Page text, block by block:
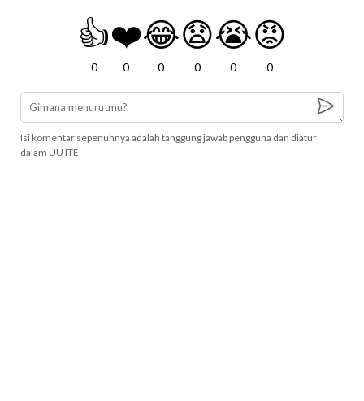
👍
0
❤️
0
😂
0
😧
0
😭
0
😡
0
Isi komentar sepenuhnya adalah tanggung jawab pengguna dan diatur
dalam UU ITE